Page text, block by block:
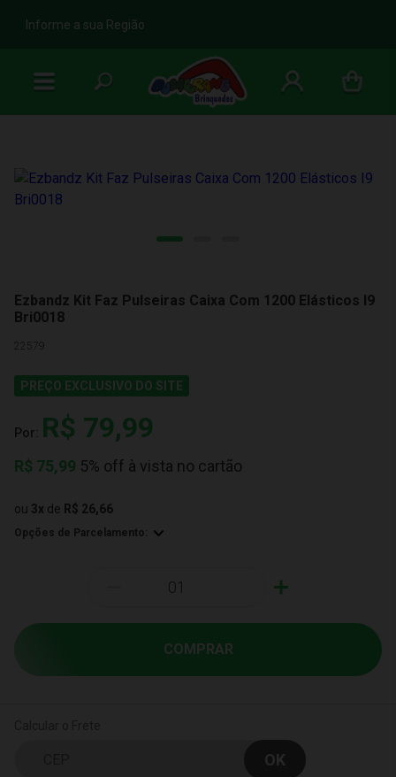
b
Informe a sua Região
Ezbandz Kit Faz Pulseiras Caixa Com 1200 Elásticos I9
Bri0018
22579
PREÇO EXCLUSIVO DO SITE
Por: R$ 79,99
R$ 75,99 5% off à vista no cartão
ou 3x de R$ 26,66
Opções de Parcelamento:
+
COMPRAR